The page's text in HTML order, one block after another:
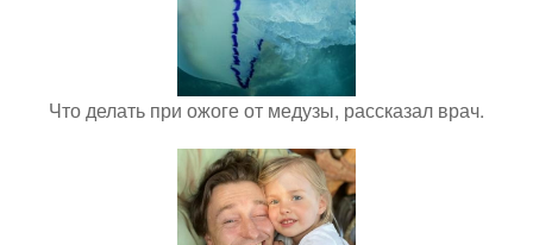
Что делать при ожоге от медузы, рассказал врач.